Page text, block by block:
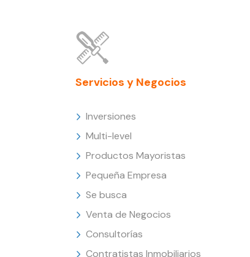
Servicios y Negocios
Inversiones
Multi-level
Productos Mayoristas
Pequeña Empresa
Se busca
Venta de Negocios
Consultorías
Contratistas Inmobiliarios